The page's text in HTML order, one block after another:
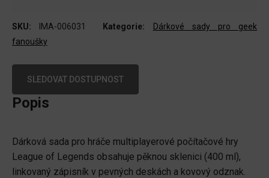
SKU: IMA-006031 Kategorie:
Dárkové sady pro geek
fanoušky
SLEDOVAT DOSTUPNOST
Popis
Dárková sada pro hráče multiplayerové počítačové hry
League of Legends obsahuje pěknou sklenici (400 ml),
linkovaný zápisník v pevných deskách a kovový odznak.